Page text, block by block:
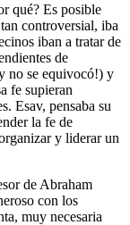
qué? Es posible
controversial, iba
iban a tratar de
de
no se equivocó!) y
fe supieran
Esav, pensaba su
la fe de
y liderar un
de Abraham
con los
muy necesaria